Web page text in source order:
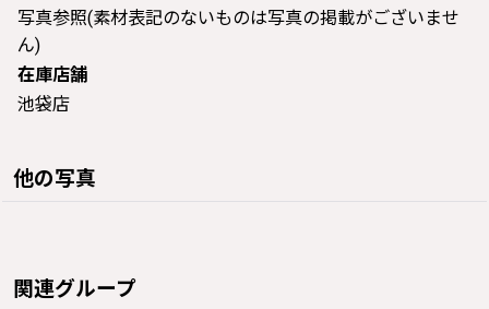
写真参照(素材表記のないものは写真の掲載がございませ
ん)
在庫店舗
池袋店
他の写真
関連グループ